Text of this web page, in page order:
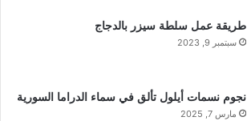
طريقة عمل سلطة سيزر بالدجاج
سبتمبر 9, 2023
نجوم نسمات أيلول تألق في سماء الدراما السورية
مارس 7, 2025